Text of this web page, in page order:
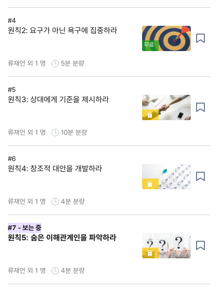
#4
원칙2: 요구가 아닌 욕구에 집중하라
무료
류재언 외 1 명 5분 분량
#5
원칙3: 상대에게 기준을 제시하라
류재언 외 1 명 10분 분량
#6
원칙4: 창조적 대안을 개발하라
류재언 외 1 명 4분 분량
#7 - 보는 중
원칙5: 숨은 이해관계인을 파악하라
류재언 외 1 명 4분 분량